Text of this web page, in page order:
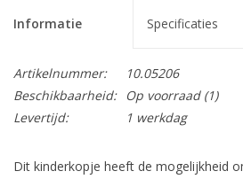
Informatie Specificaties
Artikelnummer:
10.05206
Beschikbaarheid:
Op voorraad(1)
Levertijd:
1 werkdag
Dit kinderkopje heeft de mogelijkheid